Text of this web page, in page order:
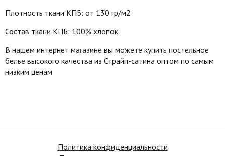
Плотность ткани КПБ: от 130 гр/м2
Состав ткани КПБ: 100% хлопок
В нашем интернет магазине вы можете купить постельное
белье высокого качества из Страйп-сатина оптом по самым
низким ценам
Политика конфиденциальности